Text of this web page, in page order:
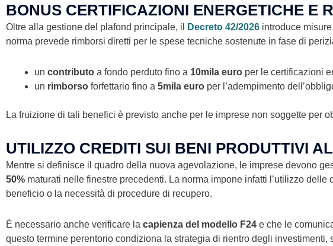
BONUS CERTIFICAZIONI ENERGETICHE E
Oltre alla gestione del plafond principale, il Decreto 42/2026 introduce
norma prevede rimborsi diretti per le spese tecniche sostenute in fase di
un contributo a fondo perduto fino a 10mila euro per le certificazioni
un rimborso forfettario fino a 5mila euro per l’adempimento
La fruizione di tali benefici è previsto anche per le imprese non soggette per
UTILIZZO CREDITI SUI BENI PRODUTTIVI
Mentre si definisce il quadro della nuova agevolazione, le imprese devono
50% maturati nelle finestre precedenti. La norma impone infatti l’utilizzo delle
beneficio o la necessità di procedure di recupero.
È necessario anche verificare la capienza del modello F24 e che le
questo termine perentorio condiziona la strategia di rientro degli